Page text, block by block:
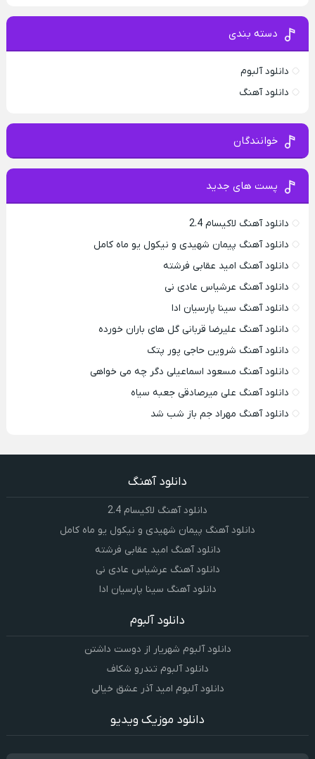
دسته بندی
دانلود آلبوم
دانلود آهنگ
خوانندگان
پست های جدید
دانلود آهنگ لاکیسام 2.4
دانلود آهنگ پیمان شهیدی و نیکول یو ماه کامل
دانلود آهنگ امید عقابی فرشته
دانلود آهنگ عرشیاس عادی نی
دانلود آهنگ سینا پارسیان ادا
دانلود آهنگ علیرضا قربانی گل های باران خورده
دانلود آهنگ شروین حاجی پور پتک
دانلود آهنگ مسعود اسماعیلی دگر چه می خواهی
دانلود آهنگ علی میرصادقی جعبه سیاه
دانلود آهنگ مهراد جم باز شب شد
دانلود آهنگ
دانلود آهنگ لاکیسام 2.4
دانلود آهنگ پیمان شهیدی و نیکول یو ماه کامل
دانلود آهنگ امید عقابی فرشته
دانلود آهنگ عرشیاس عادی نی
دانلود آهنگ سینا پارسیان ادا
دانلود آلبوم
دانلود آلبوم شهریار از دوست داشتن
دانلود آلبوم تندرو شکاف
دانلود آلبوم امید آذر عشق خیالی
دانلود موزیک ویدیو